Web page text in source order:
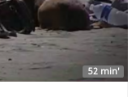
52 min'